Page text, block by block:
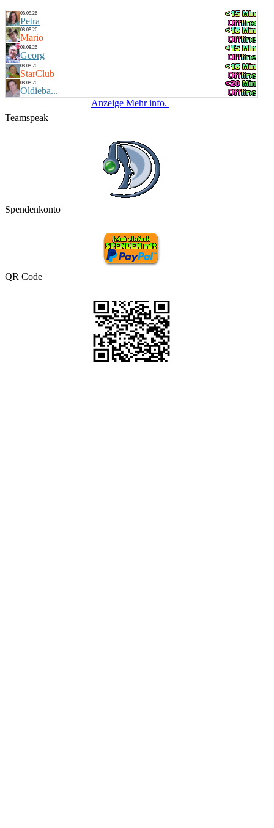
08.08.26
Petra
08.08.26
Mario
08.08.26
Georg
08.08.26
StarClub
08.08.26
Oldieba...
Anzeige Mehr info.
Teamspeak
Spendenkonto
QR Code